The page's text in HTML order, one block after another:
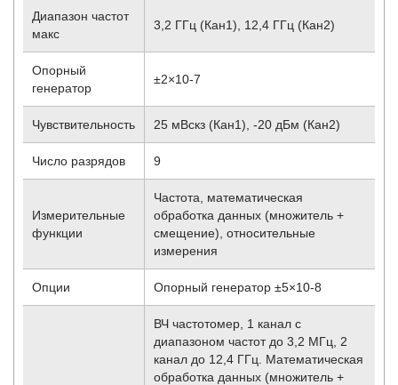
Диапазон частот
макс
3,2 ГГц (Кан1), 12,4 ГГц (Кан2)
Опорный
генератор
±2×10-7
Чувствительность 25 мВскз (Кан1), -20 дБм (Кан2)
Число разрядов 9
Измерительные
функции
Частота, математическая
обработка данных (множитель +
смещение), относительные
измерения
Опции Опорный генератор ±5×10-8
ВЧ частотомер, 1 канал с
диапазоном частот до 3,2 МГц, 2
канал до 12,4 ГГц. Математическая
обработка данных (множитель +